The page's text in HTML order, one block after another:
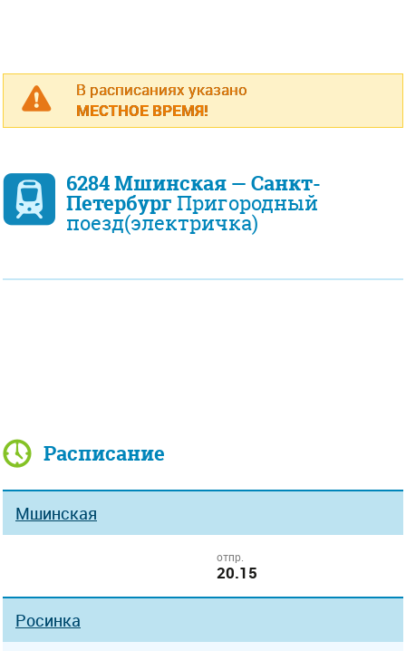
В расписаниях указано
МЕСТНОЕ ВРЕМЯ!
6284 Мшинская — Санкт-
Петербург Пригородный
поезд(электричка)
Расписание
Мшинская
отпр.
20.15
Росинка